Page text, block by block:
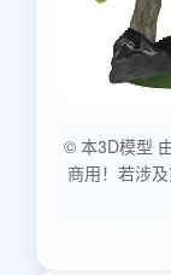
© 本3D模型
商用！若涉